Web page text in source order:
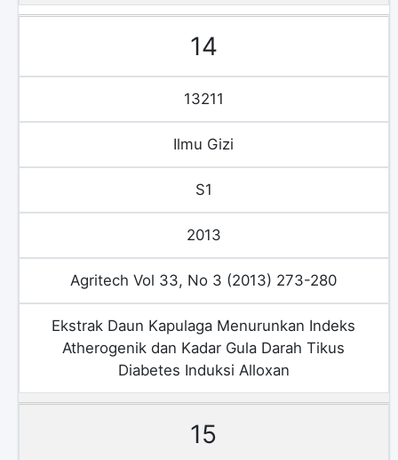
14
13211
Ilmu Gizi
S1
2013
Agritech Vol 33, No 3 (2013) 273-280
Ekstrak Daun Kapulaga Menurunkan Indeks
Atherogenik dan Kadar Gula Darah Tikus
Diabetes Induksi Alloxan
15